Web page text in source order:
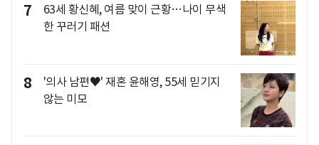
7
63세 황신혜, 여름 맞이 근황…나이 무색
한 꾸러기 패션
8
'의사 남편♥' 재혼 윤해영, 55세 믿기지
않는 미모